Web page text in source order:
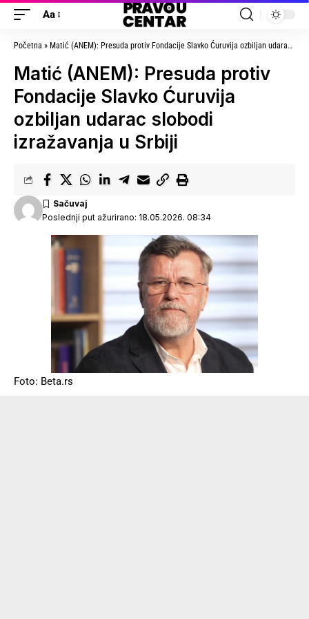
Aa
Početna » Matić (ANEM): Presuda protiv Fondacije Slavko Ćuruvija ozbiljan udarac slobodi izražavanja u Srbiji
Matić (ANEM): Presuda protiv
Fondacije Slavko Ćuruvija
ozbiljan udarac slobodi
izražavanja u Srbiji
Poslednji put ažurirano: 18.05.2026. 08:34
Foto: Beta.rs